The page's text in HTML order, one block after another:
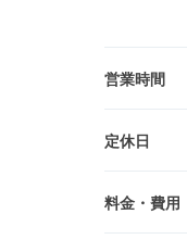
営業時間
定休日
料金・費用